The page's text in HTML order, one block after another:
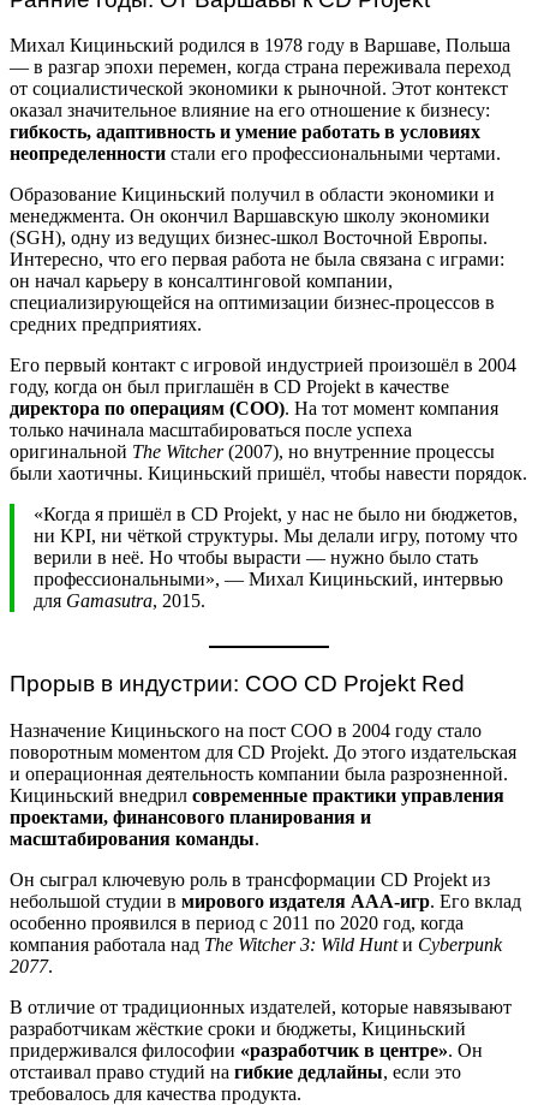
Михал Кициньский родился в 1978 году в Варшаве, Польша
— в разгар эпохи перемен, когда страна переживала переход
от социалистической экономики к рыночной. Этот контекст
оказал значительное влияние на его отношение к бизнесу:
гибкость, адаптивность и умение работать в условиях
неопределенности стали его профессиональными чертами.
Образование Кициньский получил в области экономики и
менеджмента. Он окончил Варшавскую школу экономики
(SGH), одну из ведущих бизнес-школ Восточной Европы.
Интересно, что его первая работа не была связана с играми:
он начал карьеру в консалтинговой компании,
специализирующейся на оптимизации бизнес-процессов в
средних предприятиях.
Его первый контакт с игровой индустрией произошёл в 2004
году, когда он был приглашён в CD Projekt в качестве
директора по операциям (COO). На тот момент компания
только начинала масштабироваться после успеха
оригинальной The Witcher(2007), но внутренние процессы
были хаотичны. Кициньский пришёл, чтобы навести порядок.
«Когда я пришёл в CD Projekt, у нас не было ни бюджетов,
ни KPI, ни чёткой структуры. Мы делали игру, потому что
верили в неё. Но чтобы вырасти — нужно было стать
профессиональными», — Михал Кициньский, интервью
для Gamasutra, 2015.
Прорыв в индустрии: COO CD Projekt Red
Назначение Кициньского на пост COO в 2004 году стало
поворотным моментом для CD Projekt. До этого издательская
и операционная деятельность компании была разрозненной.
Кициньский внедрил современные практики управления
проектами, финансового планирования и
масштабирования команды.
Он сыграл ключевую роль в трансформации CD Projekt из
небольшой студии в мирового издателя AAA-игр. Его вклад
особенно проявился в период с 2011 по 2020 год, когда
компания работала над The Witcher 3: Wild Huntи Cyberpunk
2077.
В отличие от традиционных издателей, которые навязывают
разработчикам жёсткие сроки и бюджеты, Кициньский
придерживался философии «разработчик в центре». Он
отстаивал право студий на гибкие дедлайны, если это
требовалось для качества продукта.